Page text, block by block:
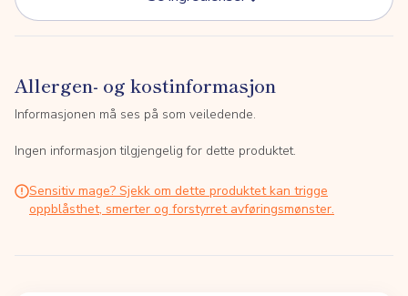
Allergen- og kostinformasjon
Informasjonen må ses på som veiledende.
Ingen informasjon tilgjengelig for dette produktet.
Sensitiv mage? Sjekk om dette produktet kan trigge
oppblåsthet, smerter og forstyrret avføringsmønster.